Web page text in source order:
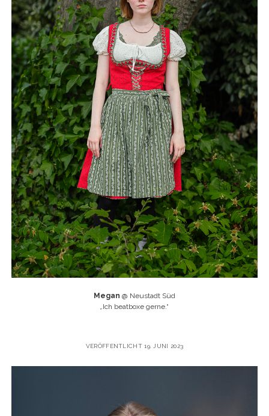
Megan @ Neustadt Süd
Ich beatboxe gerne.“
VERÖFFENTLICHT 19. JUNI 2023